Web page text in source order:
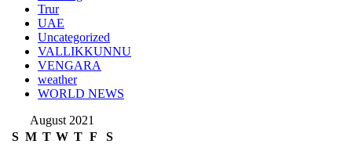
Trur
UAE
Uncategorized
VALLIKKUNNU
VENGARA
weather
WORLD NEWS
August 2021
S M T W T F
S